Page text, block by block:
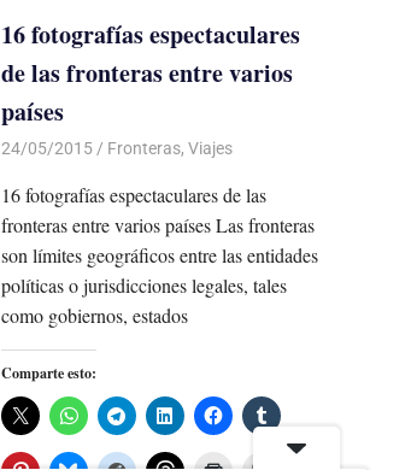
16 fotografías espectaculares
de las fronteras entre varios
países
24/05/2015 Luis Castellanos
Fronteras, Viajes
16 fotografías espectaculares de las
fronteras entre varios países Las fronteras
son límites geográficos entre las entidades
políticas o jurisdicciones legales, tales
como gobiernos, estados
Comparte esto: